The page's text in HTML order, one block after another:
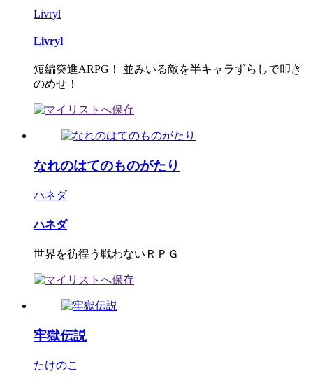
Livryl
Livryl
短編突進ARPG！ 並みいる敵を半キャラずらしで叩き
のめせ！
なれのはてのものがたり
ハネダ
ハネダ
世界を彷徨う戦わないＲＰＧ
牢獄伝説
たけのこ